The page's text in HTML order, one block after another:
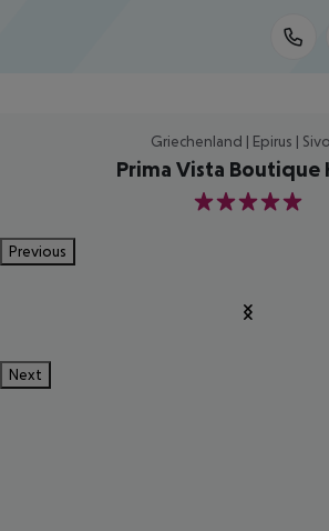
Griechenland | Epirus |
Prima Vista Boutique
5
Previous
Next